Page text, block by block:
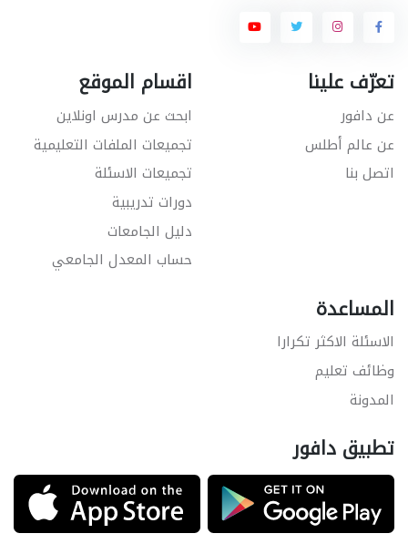
تعرّف علينا
عن دافور
عن عالم أطلس
اتصل بنا
اقسام الموقع
ابحث عن مدرس اونلاين
تجميعات الملفات التعليمية
تجميعات الاسئلة
دورات تدريبية
دليل الجامعات
حساب المعدل الجامعي
المساعدة
الاسئلة الاكثر تكرارا
وظائف تعليم
المدونة
تطبيق دافور